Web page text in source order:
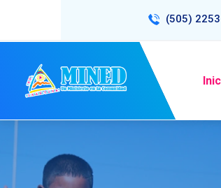
(505)